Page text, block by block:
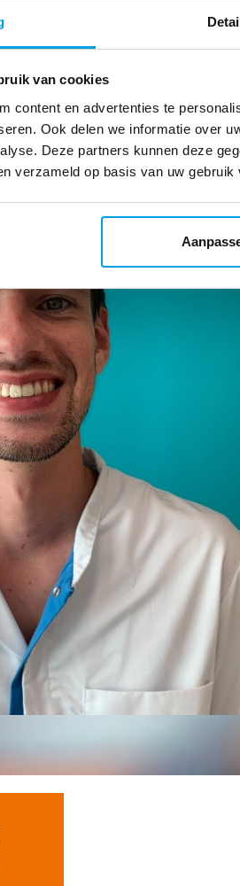
van cookies
content en advertenties te
Ook delen we informatie over
Deze partners kunnen deze
verzameld op basis van uw gebruik